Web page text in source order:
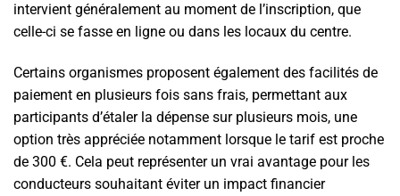
intervient généralement au moment de l’inscription, que
celle-ci se fasse en ligne ou dans les locaux du centre.
Certains organismes proposent également des facilités de
paiement en plusieurs fois sans frais, permettant aux
participants d’étaler la dépense sur plusieurs mois, une
option très appréciée notamment lorsque le tarif est proche
de 300 €. Cela peut représenter un vrai avantage pour les
conducteurs souhaitant éviter un impact financier